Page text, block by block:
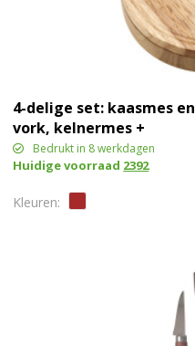
4-delige set: kaasmes en
vork, kelnermes +
snijbord
Bedrukt in 8 werkdagen
Huidige voorraad 2392